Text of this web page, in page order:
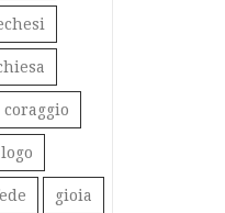
coraggio
gioia